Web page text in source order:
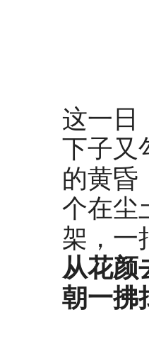
这一日
下子又
的黄昏
个在尘
架，一
从花颜
朝一拂